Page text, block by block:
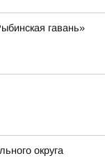
гавань»
округа